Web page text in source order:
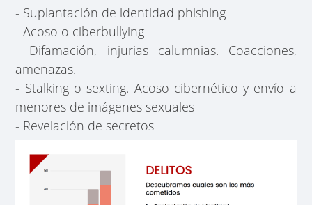
- Suplantación de identidad phishing
- Acoso o ciberbullying
- Difamación, injurias calumnias. Coacciones,
amenazas.
- Stalking o sexting. Acoso cibernético y envío a
menores de imágenes sexuales
- Revelación de secretos